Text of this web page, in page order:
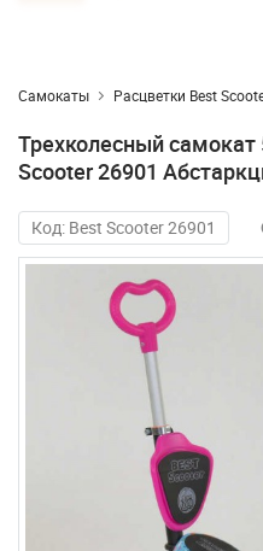
Самокаты Расцветки Best
Трехколесный самокат
Scooter 26901
Код: Best Scooter 26901